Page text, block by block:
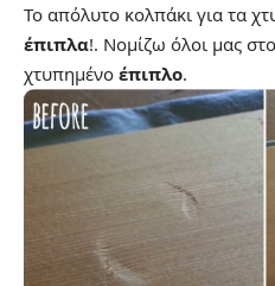
Το απόλυτο κολπάκι για τα
έπιπλα!. Νομίζω όλοι μας
χτυπημένο έπιπλο.